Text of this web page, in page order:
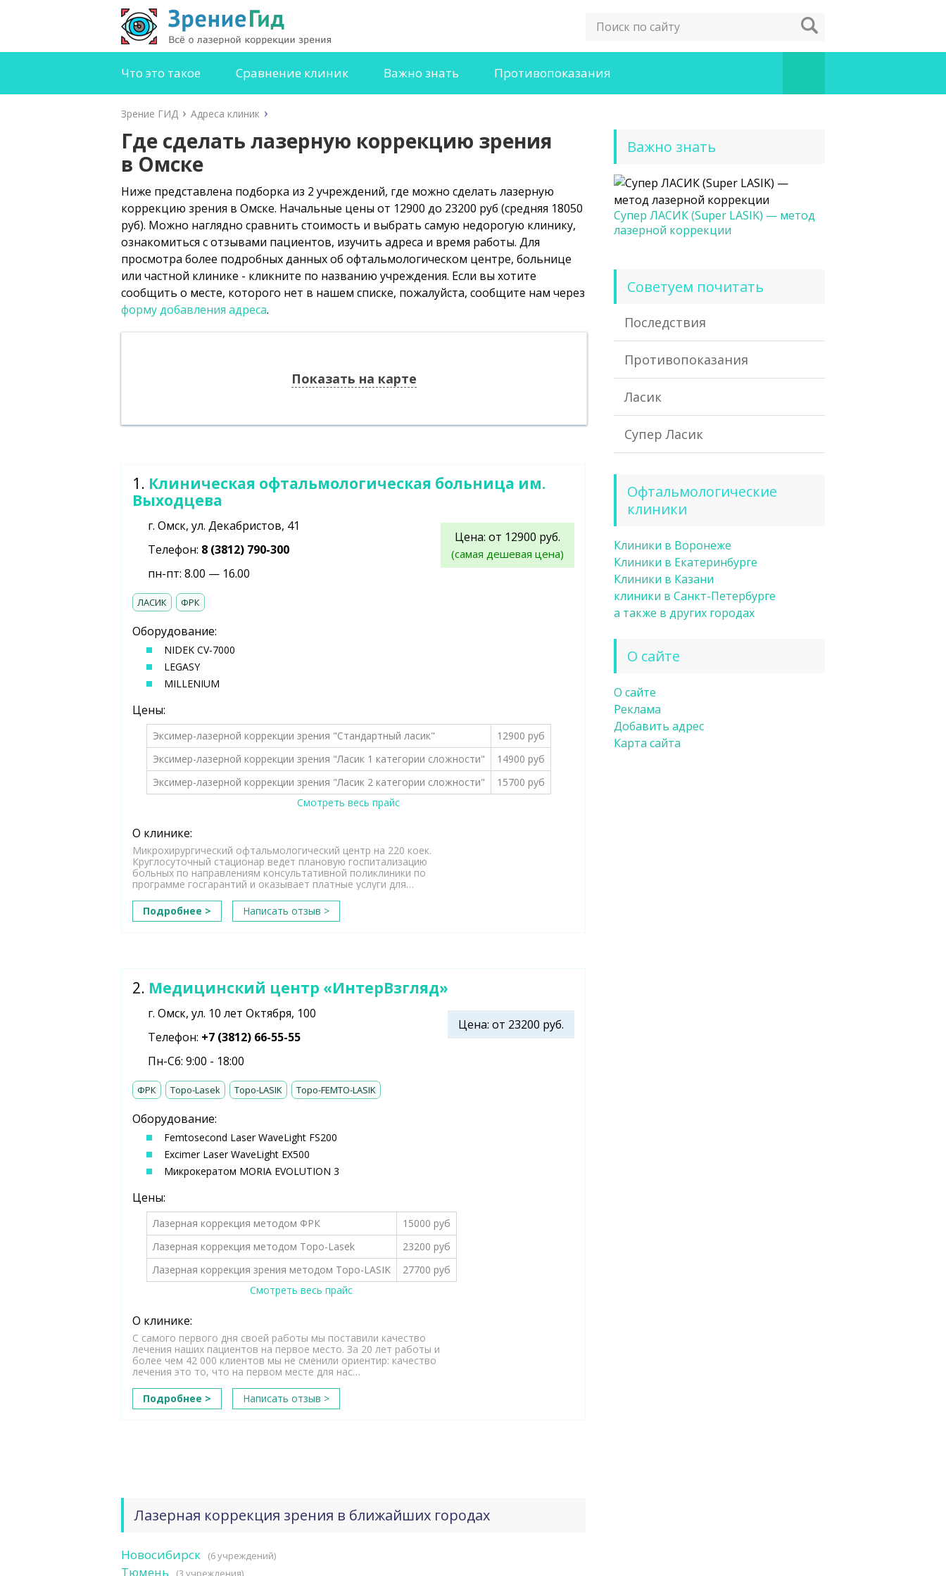
Что это такое Сравнение клиник Важно знать Противопоказания
Зрение ГИД Адреса клиник
Где сделать лазерную коррекцию зрения
в Омске
Ниже представлена подборка из 2 учреждений, где можно сделать лазерную
коррекцию зрения в Омске. Начальные цены от 12900 до 23200 руб (средняя 18050
руб). Можно наглядно сравнить стоимость и выбрать самую недорогую клинику,
ознакомиться с отзывами пациентов, изучить адреса и время работы. Для
просмотра более подробных данных об офтальмологическом центре, больнице
или частной клинике - кликните по названию учреждения. Если вы хотите
сообщить о месте, которого нет в нашем списке, пожалуйста, сообщите нам через
форму добавления адреса.
Показать на карте
1. Клиническая офтальмологическая больница им.
Выходцева
Цена: от 12900 руб.
(самая дешевая цена)
г. Омск, ул. Декабристов, 41
Телефон: 8 (3812) 790-300
пн-пт: 8.00 — 16.00
ЛАСИК ФРК
Оборудование:
NIDEK CV-7000
LEGASY
MILLENIUM
Цены:
Эксимер-лазерной коррекции зрения "Стандартный ласик"
12900 руб
Эксимер-лазерной коррекции зрения "Ласик 1 категории сложности"
14900 руб
Эксимер-лазерной коррекции зрения "Ласик 2 категории сложности"
15700 руб
Смотреть весь прайс
О клинике:
Микрохирургический офтальмологический центр на 220 коек.
Круглосуточный стационар ведет плановую госпитализацию
больных по направлениям консультативной поликлиники по
программе госгарантий и оказывает платные услуги для…
Подробнее >
Написать отзыв >
2. Медицинский центр «ИнтерВзгляд»
Цена: от 23200 руб.
г. Омск, ул. 10 лет Октября, 100
Телефон: +7 (3812) 66-55-55
Пн-Сб: 9:00 - 18:00
ФРК Topo-Lasek Topo-LASIK Topo-FEMTO-LASIK
Оборудование:
Femtosecond Laser WaveLight FS200
Excimer Laser WaveLight EX500
Микрокератом MORIA EVOLUTION 3
Цены:
Лазерная коррекция методом ФРК
15000 руб
Лазерная коррекция методом Topo-Lasek
23200 руб
Лазерная коррекция зрения методом Topo-LASIK
27700 руб
Смотреть весь прайс
О клинике:
С самого первого дня своей работы мы поставили качество
лечения наших пациентов на первое место. За 20 лет работы и
более чем 42 000 клиентов мы не сменили ориентир: качество
лечения это то, что на первом месте для нас…
Подробнее >
Написать отзыв >
Лазерная коррекция зрения в ближайших городах
Новосибирск (6 учреждений)
Тюмень (3 учреждения)
Важно знать
Супер ЛАСИК (Super LASIK) — метод
лазерной коррекции
Советуем почитать
Последствия
Противопоказания
Ласик
Супер Ласик
Офтальмологические
клиники
Клиники в Воронеже
Клиники в Екатеринбурге
Клиники в Казани
клиники в Санкт-Петербурге
а также в других городах
О сайте
О сайте
Реклама
Добавить адрес
Карта сайта